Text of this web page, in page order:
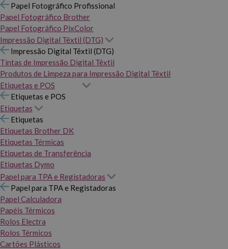
Papel Fotográfico Profissional
Papel Fotográfico Brother
Papel Fotográfico PixColor
Impressão Digital Têxtil (DTG)
Impressão Digital Têxtil (DTG)
Tintas de Impressão Digital Têxtil
Produtos de Limpeza para Impressão Digital Têxtil
Etiquetas e POS
Etiquetas e POS
Etiquetas
Etiquetas
Etiquetas Brother DK
Etiquetas Térmicas
Etiquetas de Transferência
Etiquetas Dymo
Papel para TPA e Registadoras
Papel para TPA e Registadoras
Papel Calculadora
Papéis Térmicos
Rolos Electra
Rolos Térmicos
Cartões Plásticos